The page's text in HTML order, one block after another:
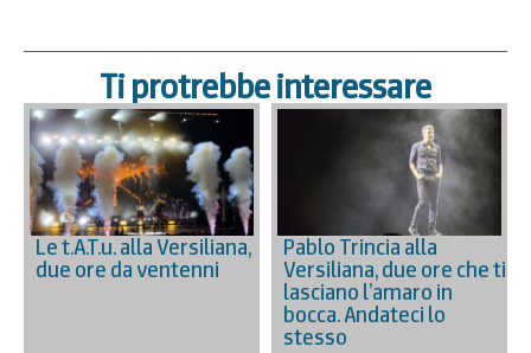
Ti protrebbe interessare
Le t.A.T.u. alla Versiliana,
due ore da ventenni
Pablo Trincia alla
Versiliana, due ore che ti
lasciano l’amaro in
bocca. Andateci lo
stesso